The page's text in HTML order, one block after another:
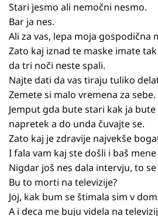
Stari jesmo ali nemočni nesmo.
Bar ja nes.
Ali za vas, lepa moja gospodična
Zato kaj iznad te maske imate
da tri noči neste spali.
Najte dati da vas tiraju tuliko
Zemete si malo vremena za sebe.
Jemput gda bute stari kak ja
napretek a do unda čuvajte se.
Zato kaj je zdravije najvekše
I fala vam kaj ste došli i baš
Nigdar još nes dala intervju, to
Bu to morti na televizije?
Joj, kak bum se štimala sim v
A i deca me buju videla na